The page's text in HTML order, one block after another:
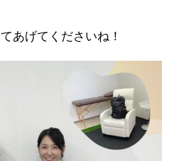
あげてくださいね！